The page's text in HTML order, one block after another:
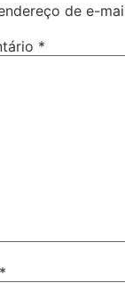
de e-
*
*